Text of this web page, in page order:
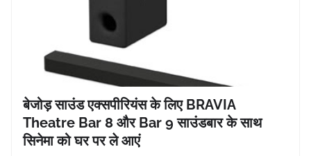
बेजोड़ साउंड एक्सपीरियंस के लिए BRAVIA
Theatre Bar 8 और Bar 9 साउंडबार के साथ
सिनेमा को घर पर ले आएं